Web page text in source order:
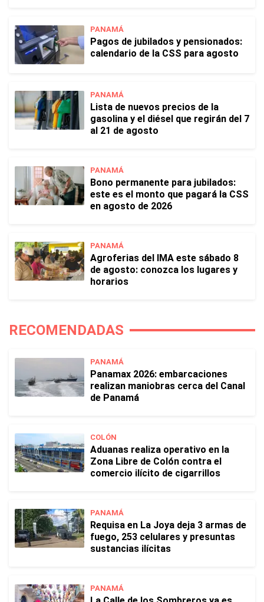
PANAMÁ
Pagos de jubilados y pensionados:
calendario de la CSS para agosto
PANAMÁ
Lista de nuevos precios de la
gasolina y el diésel que regirán del 7
al 21 de agosto
PANAMÁ
Bono permanente para jubilados:
este es el monto que pagará la CSS
en agosto de 2026
PANAMÁ
Agroferias del IMA este sábado 8
de agosto: conozca los lugares y
horarios
RECOMENDADAS
PANAMÁ
Panamax 2026: embarcaciones
realizan maniobras cerca del Canal
de Panamá
COLÓN
Aduanas realiza operativo en la
Zona Libre de Colón contra el
comercio ilícito de cigarrillos
PANAMÁ
Requisa en La Joya deja 3 armas de
fuego, 253 celulares y presuntas
sustancias ilícitas
PANAMÁ